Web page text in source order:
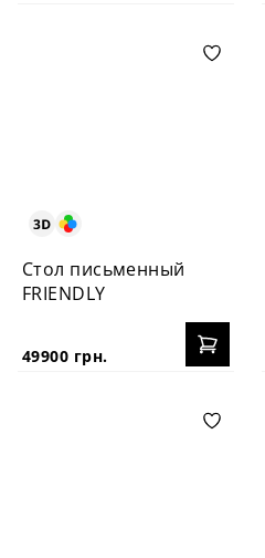
Стол письменный
FRIENDLY
49900 грн.